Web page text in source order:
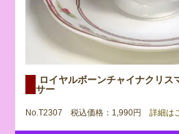
ロイヤルボーンチャイナクリス
サー
No.T2307 税込価格：1,990円 詳細は